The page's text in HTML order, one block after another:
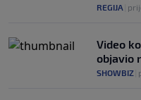
REGIJA
Video
objavio
SHOWBIZ